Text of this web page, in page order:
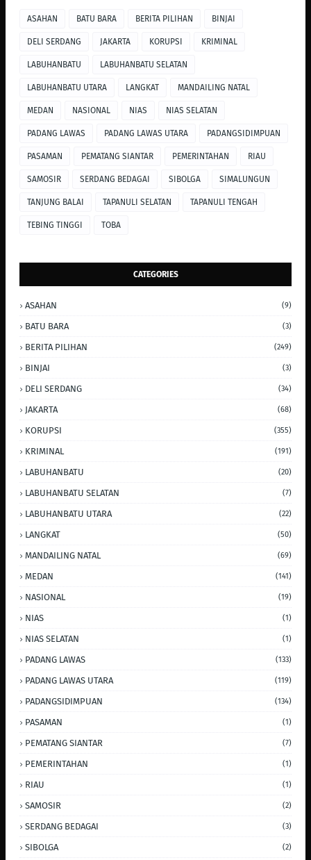
ASAHAN BATU BARA BERITA PILIHAN BINJAI
DELI SERDANG JAKARTA KORUPSI KRIMINAL
LABUHANBATU LABUHANBATU SELATAN
LABUHANBATU UTARA LANGKAT MANDAILING NATAL
MEDAN NASIONAL NIAS NIAS SELATAN
PADANG LAWAS PADANG LAWAS UTARA PADANGSIDIMPUAN
PASAMAN PEMATANG SIANTAR PEMERINTAHAN RIAU
SAMOSIR SERDANG BEDAGAI SIBOLGA SIMALUNGUN
TANJUNG BALAI TAPANULI SELATAN TAPANULI TENGAH
TEBING TINGGI TOBA
CATEGORIES
ASAHAN (9)
BATU BARA (3)
BERITA PILIHAN (249)
BINJAI (3)
DELI SERDANG (34)
JAKARTA (68)
KORUPSI (355)
KRIMINAL (191)
LABUHANBATU (20)
LABUHANBATU SELATAN (7)
LABUHANBATU UTARA (22)
LANGKAT (50)
MANDAILING NATAL (69)
MEDAN (141)
NASIONAL (19)
NIAS (1)
NIAS SELATAN (1)
PADANG LAWAS (133)
PADANG LAWAS UTARA (119)
PADANGSIDIMPUAN (134)
PASAMAN (1)
PEMATANG SIANTAR (7)
PEMERINTAHAN (1)
RIAU (1)
SAMOSIR (2)
SERDANG BEDAGAI (3)
SIBOLGA (2)